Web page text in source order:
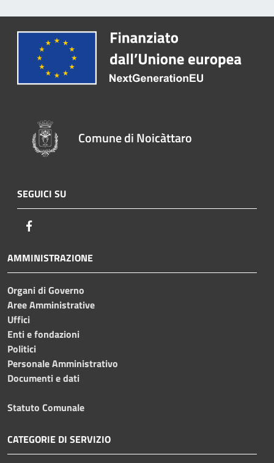
Comune di Noicàttaro
SEGUICI SU
AMMINISTRAZIONE
Organi di Governo
Aree Amministrative
Uffici
Enti e fondazioni
Politici
Personale Amministrativo
Documenti e dati
Statuto Comunale
CATEGORIE DI SERVIZIO